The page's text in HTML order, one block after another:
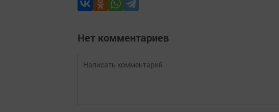
Нет комментариев